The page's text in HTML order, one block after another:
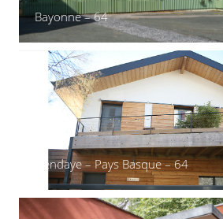
Bayonne – 64
Hendaye – Pays Basque – 64